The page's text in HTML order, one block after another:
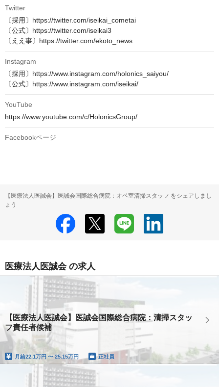
Twitter
〔採用〕https://twitter.com/iseikai_cometai
〔公式〕https://twitter.com/iseikai3
〔ええ事〕https://twitter.com/ekoto_news
Instagram
〔採用〕https://www.instagram.com/holonics_saiyou/
〔公式〕https://www.instagram.com/iseikai/
YouTube
https://www.youtube.com/c/HolonicsGroup/
Facebookページ
【医療法人医誠会】医誠会国際総合病院：オペ室清掃スタッフ をシェアしまし
ょう
医療法人医誠会 の求人
【医療法人医誠会】医誠会国際総合病院：清掃スタッ
フ責任者候補
月給22.1万円 〜 25.15万円 正社員